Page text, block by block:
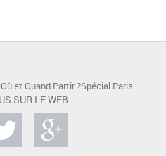
Où et Quand Partir ?Spécial Paris
SUR LE WEB